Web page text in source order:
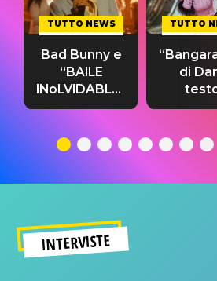
TUTTO NEWS
Bad Bunny e
“BAILE
INoLVIDABLE”:
testo,
significato
TUTTO
di
del
INTERVISTE